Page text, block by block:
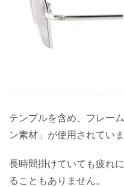
テンプルを含め、フレー
ン素材」が使用されていま
長時間掛けていても疲れ
ることもありません。